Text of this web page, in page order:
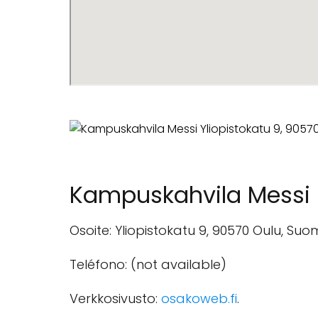
Kampuskahvila Messi
Osoite: Yliopistokatu 9, 90570 Oulu,
Teléfono: (not available)
Verkkosivusto: osakoweb.fi.